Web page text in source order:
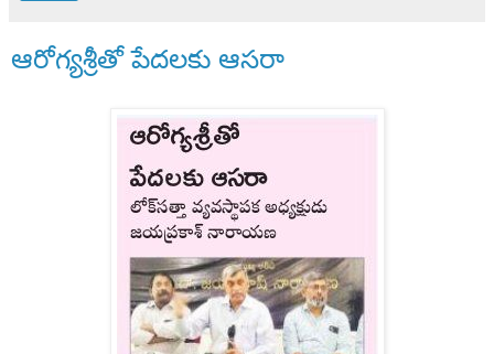
ఆరోగ్యశ్రీతో పేదలకు ఆసరా